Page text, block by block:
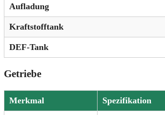
Aufladung
Kraftstofftank
DEF-Tank
Getriebe
Merkmal Spezifikation